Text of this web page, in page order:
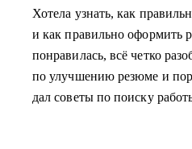
Хотела узнать, как
и как правильно оформить
понравилась, всё четко
по улучшению резюме и
дал советы по поиску